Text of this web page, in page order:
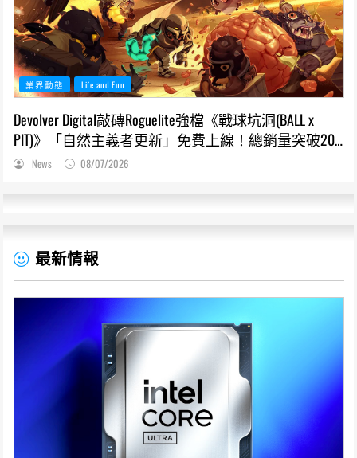
業界動態 Life and Fun
Devolver Digital敲磚Roguelite強檔《戰球坑洞(BALL x
PIT)》「自然主義者更新」免費上線！總銷量突破200
萬份，遊戲史低66折熱銷中
News 08/07/2026
最新情報